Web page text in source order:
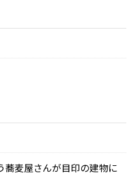
麦屋さんが目印の建物に